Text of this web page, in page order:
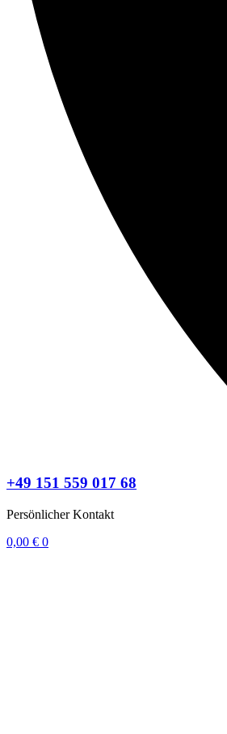
+49 151 559 017 68
Persönlicher Kontakt
0,00 € 0